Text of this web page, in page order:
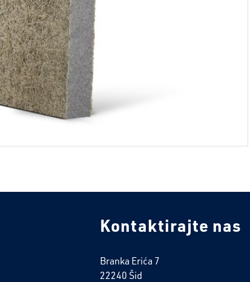
Kontaktirajte nas
Branka Erića 7
22240 Šid